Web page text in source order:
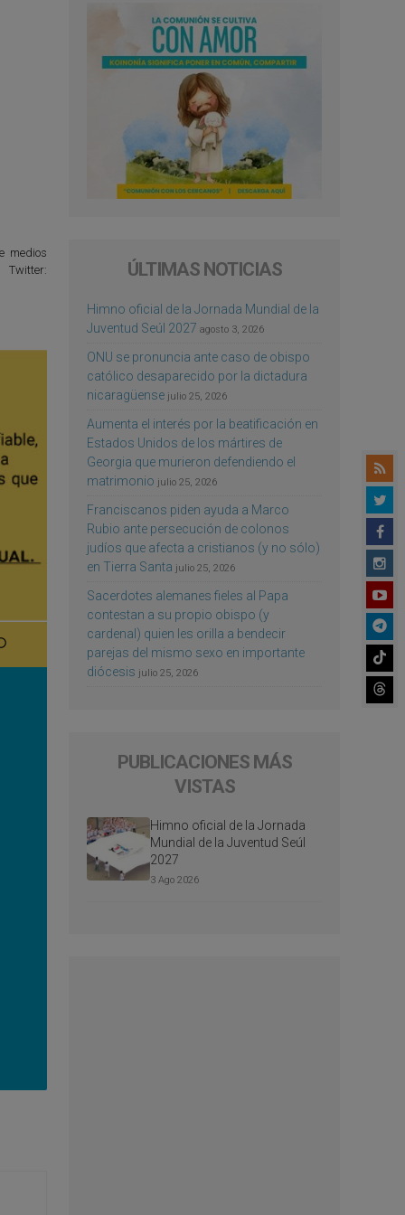
medios
ÚLTIMAS NOTICIAS
Himno oficial de la Jornada Mundial de la
Juventud Seúl 2027 agosto 3, 2026
ONU se pronuncia ante caso de obispo
católico desaparecido por la dictadura
nicaragüense julio 25, 2026
Aumenta el interés por la beatificación en
Estados Unidos de los mártires de
Georgia que murieron defendiendo el
matrimonio julio 25, 2026
Franciscanos piden ayuda a Marco
Rubio ante persecución de colonos
judíos que afecta a cristianos (y no sólo)
en Tierra Santa julio 25, 2026
Sacerdotes alemanes fieles al Papa
contestan a su propio obispo (y
cardenal) quien les orilla a bendecir
parejas del mismo sexo en importante
diócesis julio 25, 2026
PUBLICACIONES MÁS
VISTAS
Himno oficial de la Jornada
Mundial de la Juventud Seúl
2027
3 Ago 2026